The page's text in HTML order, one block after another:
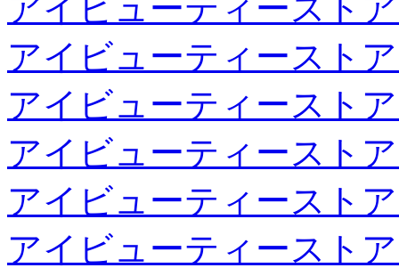
アイビューティースト
アイビューティースト
アイビューティースト
アイビューティースト
アイビューティースト
アイビューティースト